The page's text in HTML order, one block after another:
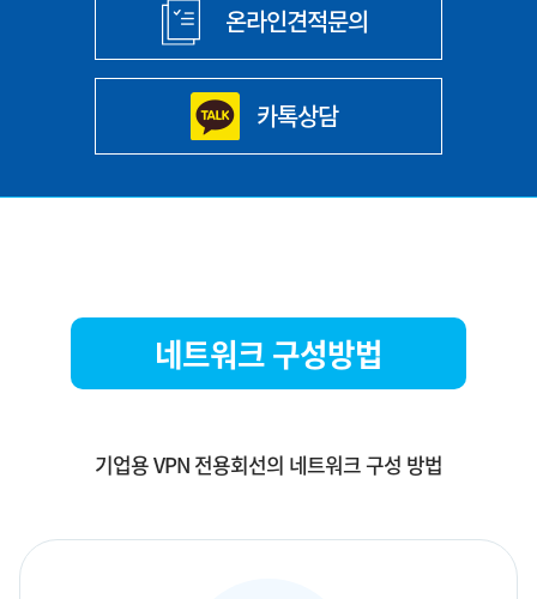
온라인견적문의
카톡상담
네트워크 구성방법
기업용 VPN 전용회선의 네트워크 구성 방법